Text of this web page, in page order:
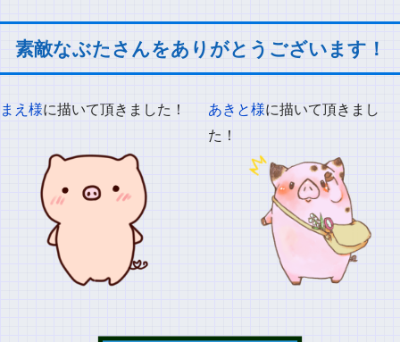
素敵なぶたさんをありがとうございます！
まえ様に描いて頂きました！ あきと様に描いて頂きまし
た！